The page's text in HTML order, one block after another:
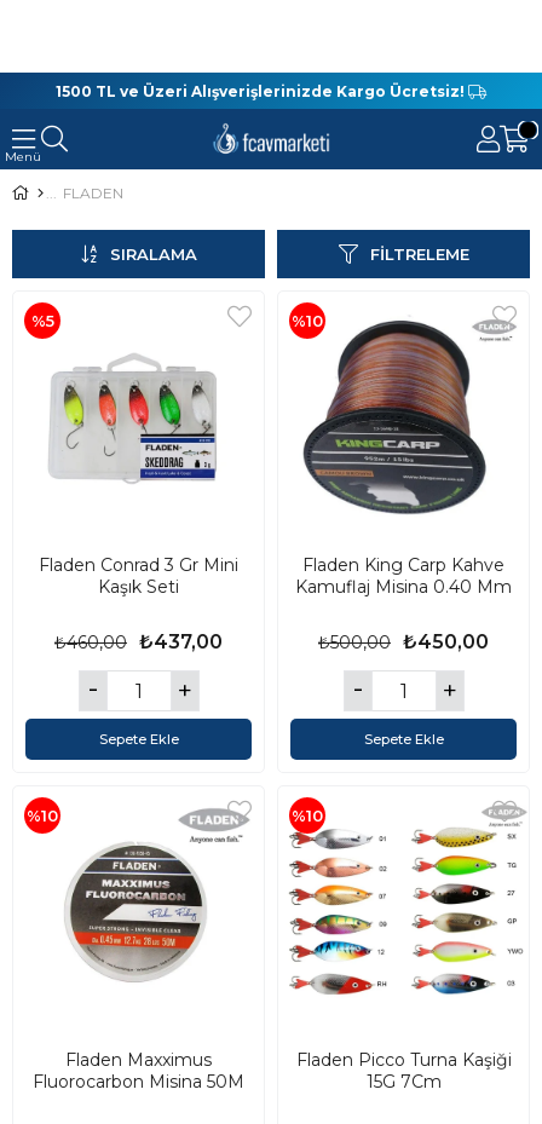
1500 TL ve Üzeri Alışverişlerinizde Kargo Ücretsiz!
FLADEN
FILTRELEME
SIRALAMA
Fladen Conrad 3 Gr Mini
Kaşık Seti
₺437,00
₺460,00
Sepete Ekle
%5
Fladen King Carp Kahve
Kamuflaj Misina 0.40 Mm
₺450,00
₺500,00
Sepete Ekle
%10
Fladen Maxximus
Fluorocarbon Misina 50M
%10
Fladen Picco Turna Kaşiği
15G 7Cm
%10